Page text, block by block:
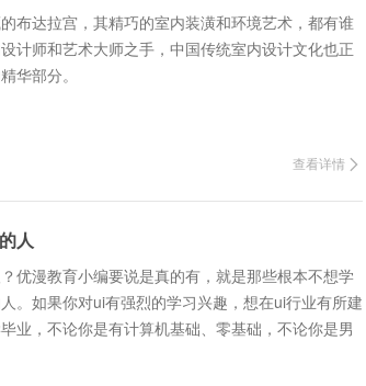
布达拉宫，其精巧的室内装潢和环境艺术，都有谁
计师和艺术大师之手，中国传统室内设计文化也正
华部分。
查看详情
人
优漫教育小编要说是真的有，就是那些根本不想学
。如果你对ui有强烈的学习兴趣，想在ui行业有所建
业，不论你是有计算机基础、零基础，不论你是男